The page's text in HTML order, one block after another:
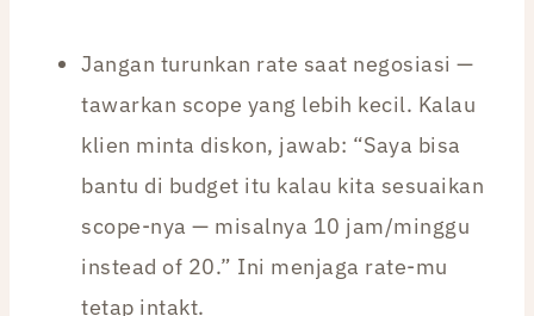
Jangan turunkan rate saat negosiasi —
tawarkan scope yang lebih kecil. Kalau
klien minta diskon, jawab: “Saya bisa
bantu di budget itu kalau kita sesuaikan
scope-nya — misalnya 10 jam/minggu
instead of 20.” Ini menjaga rate-mu
tetap intakt.